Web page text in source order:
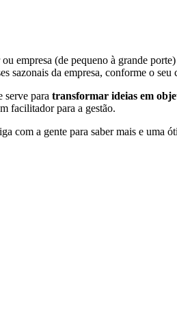
empresa (de pequeno à grande porte)
sazonais da empresa, conforme o seu
serve para transformar ideias em
facilitador para a gestão.
com a gente para saber mais e uma